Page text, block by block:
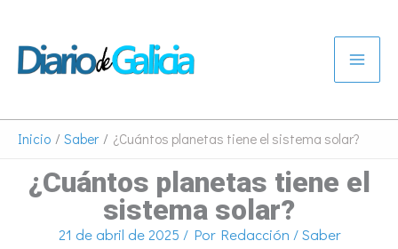
contenido
Inicio Saber ¿Cuántos planetas tiene el sistema solar?
¿Cuántos planetas tiene el
sistema solar?
21 de abril de 2025 / Por Redacción /Saber